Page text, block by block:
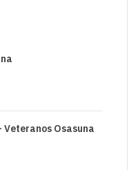
Veteranos Osasuna